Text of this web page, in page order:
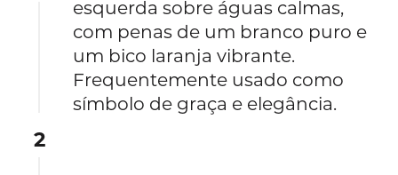
esquerda sobre águas calmas,
com penas de um branco puro e
um bico laranja vibrante.
Frequentemente usado como
símbolo de graça e elegância.
2